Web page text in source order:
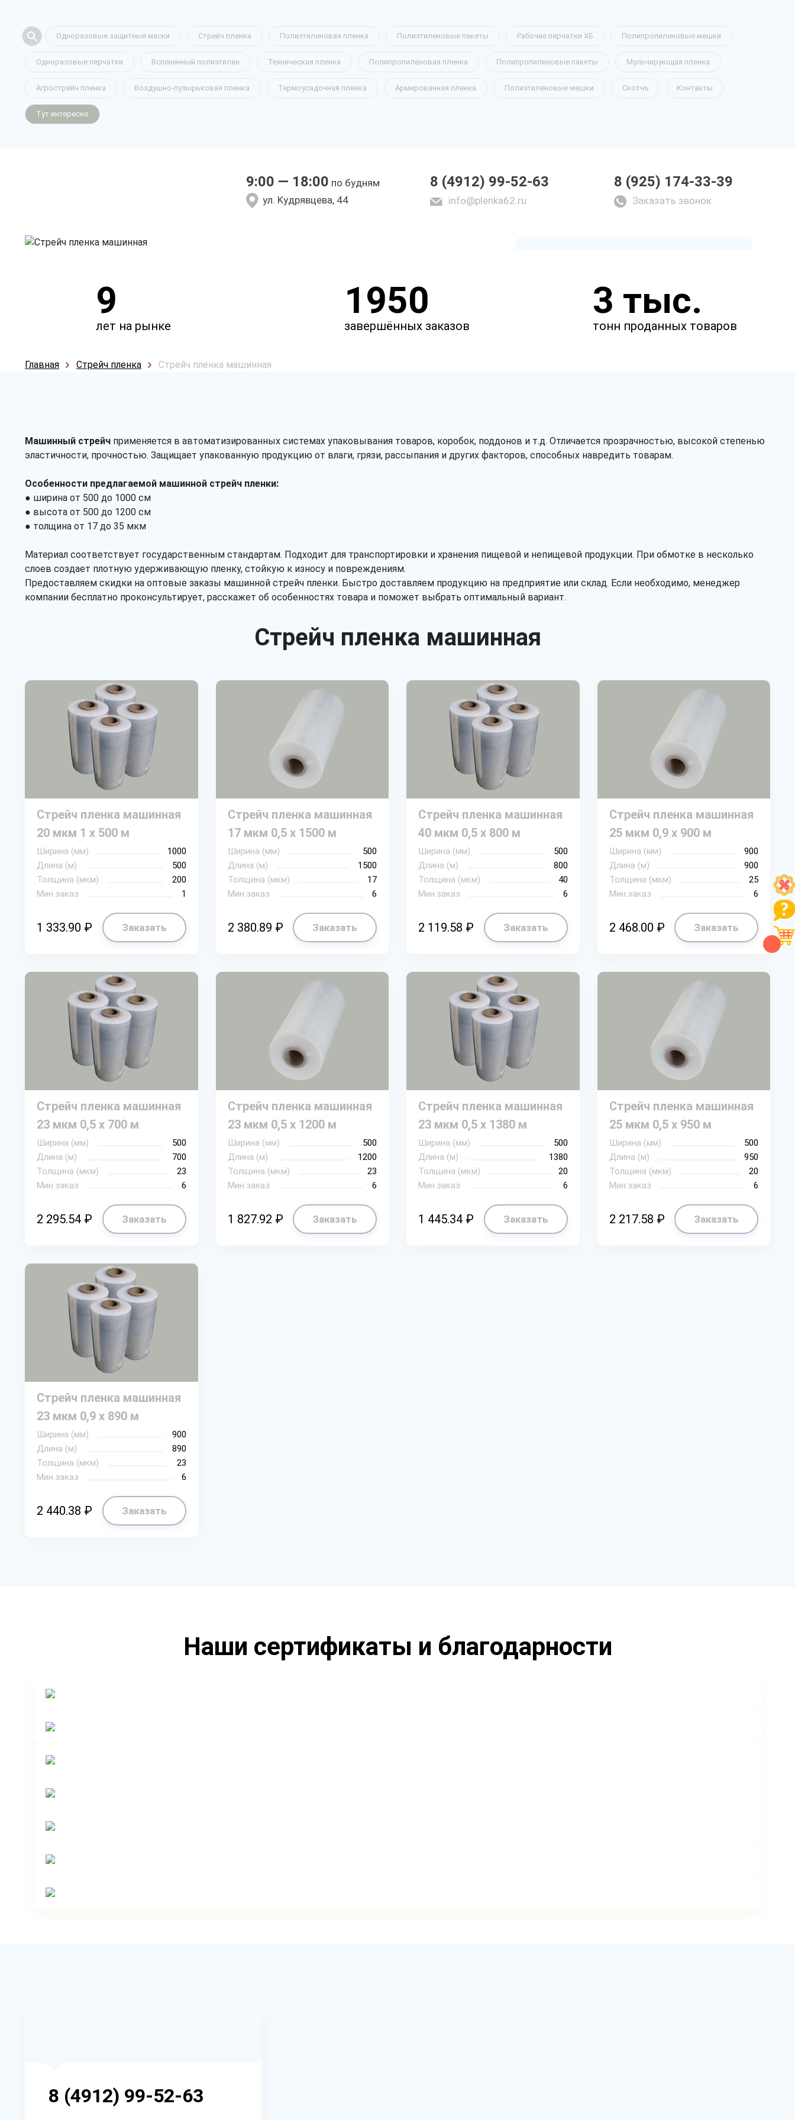
Одноразовые защитные маски Стрейч пленка Полиэтиленовая пленка Полиэтиленовые пакеты Рабочие перчатки ХБ Полипропиленовые мешки
Одноразовые перчатки Вспененный полиэтилен Техническая пленка Полипропиленовая пленка Полипропиленовые пакеты Мульчирующая пленка
Агрострейч пленка Воздушно-пузырьковая пленка Термоусадочная пленка Армированная пленка Полиэтиленовые мешки Скотчъ Контакты
Тут интересно
9:00 — 18:00 по будням
yл. Kyдpявцeвa, 44
8 (4912) 99-52-63
info@plenka62.ru
8 (925) 174-33-39
Заказать звонок
Стрейч пленка
машинная
в Рязани
только приятные цены
и через несколько минут наш
менеджер свяжется с вами.
9
лет на рынке
1950
завершённых заказов
3 тыс.
тонн проданных товаров
Главная Стрейч пленка Стрейч пленка машинная
Машинный стрейч применяется в автоматизированных системах упаковывания товаров, коробок, поддонов и т.д. Отличается прозрачностью, высокой степенью
эластичности, прочностью. Защищает упакованную продукцию от влаги, грязи, рассыпания и других факторов, способных навредить товарам.
Особенности предлагаемой машинной стрейч пленки:
● ширина от 500 до 1000 см
● высота от 500 до 1200 см
● толщина от 17 до 35 мкм
Материал соответствует государственным стандартам. Подходит для транспортировки и хранения пищевой и непищевой продукции. При обмотке в несколько
слоев создает плотную удерживающую пленку, стойкую к износу и повреждениям.
Предоставляем скидки на оптовые заказы машинной стрейч пленки. Быстро доставляем продукцию на предприятие или склад. Если необходимо, менеджер
компании бесплатно проконсультирует, расскажет об особенностях товара и поможет выбрать оптимальный вариант.
Стрейч пленка машинная
Стрейч пленка машинная
20 мкм 1 х 500 м
Ширина (мм)
1000
Длина (м)
500
Толщина (мкм)
200
Мин.заказ
1
1 333.90 ₽ Заказать
Стрейч пленка машинная
17 мкм 0,5 х 1500 м
Ширина (мм)
500
Длина (м)
1500
Толщина (мкм)
17
Мин.заказ
6
2 380.89 ₽ Заказать
Стрейч пленка машинная
40 мкм 0,5 х 800 м
Ширина (мм)
500
Длина (м)
800
Толщина (мкм)
40
Мин.заказ
6
2 119.58 ₽ Заказать
Стрейч пленка машинная
25 мкм 0,9 х 900 м
Ширина (мм)
900
Длина (м)
900
Толщина (мкм)
25
Мин.заказ
6
2 468.00 ₽ Заказать
Стрейч пленка машинная
23 мкм 0,5 х 700 м
Ширина (мм)
500
Длина (м)
700
Толщина (мкм)
23
Мин.заказ
6
2 295.54 ₽ Заказать
Стрейч пленка машинная
23 мкм 0,5 х 1200 м
Ширина (мм)
500
Длина (м)
1200
Толщина (мкм)
23
Мин.заказ
6
1 827.92 ₽ Заказать
Стрейч пленка машинная
23 мкм 0,5 х 1380 м
Ширина (мм)
500
Длина (м)
1380
Толщина (мкм)
20
Мин.заказ
6
1 445.34 ₽ Заказать
Стрейч пленка машинная
25 мкм 0,5 х 950 м
Ширина (мм)
500
Длина (м)
950
Толщина (мкм)
20
Мин.заказ
6
2 217.58 ₽ Заказать
Стрейч пленка машинная
23 мкм 0,9 х 890 м
Ширина (мм)
900
Длина (м)
890
Толщина (мкм)
23
Мин.заказ
6
2 440.38 ₽ Заказать
Наши сертификаты и благодарности
8 (4912) 99-52-63